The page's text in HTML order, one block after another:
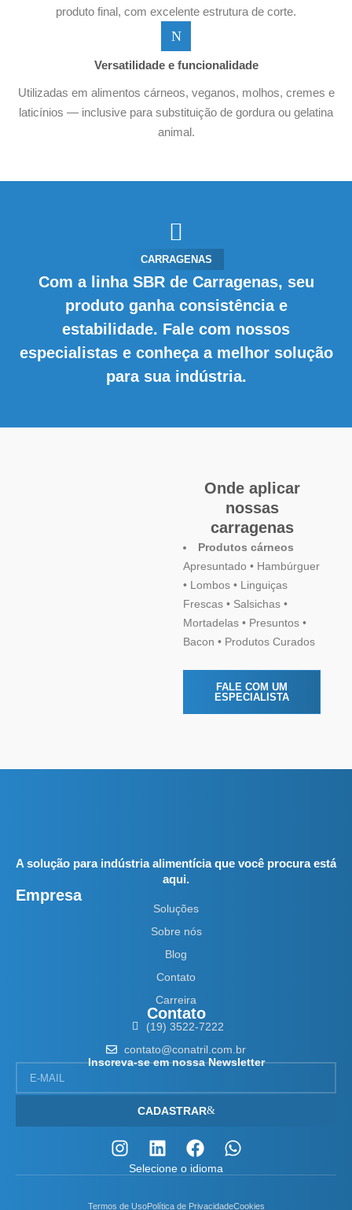
produto final, com excelente estrutura de corte.
Versatilidade e funcionalidade
Utilizadas em alimentos cárneos, veganos, molhos, cremes e
laticínios — inclusive para substituição de gordura ou gelatina
animal.
CARRAGENAS
Com a linha SBR de Carragenas, seu
produto ganha consistência e
estabilidade. Fale com nossos
especialistas e conheça a melhor solução
para sua indústria.
Onde aplicar
nossas
carragenas
Produtos cárneos
Apresuntado • Hambúrguer
• Lombos • Linguiças
Frescas • Salsichas •
Mortadelas • Presuntos •
Bacon • Produtos Curados
FALE COM UM
ESPECIALISTA
A solução para indústria alimentícia que você procura está
aqui.
Empresa
Soluções
Sobre nós
Blog
Contato
Carreira
Contato
(19) 3522-7222
contato@conatril.com.br
Inscreva-se em nossa Newsletter
CADASTRAR
Selecione o idioma
Termos de UsoPolítica de PrivacidadeCookies